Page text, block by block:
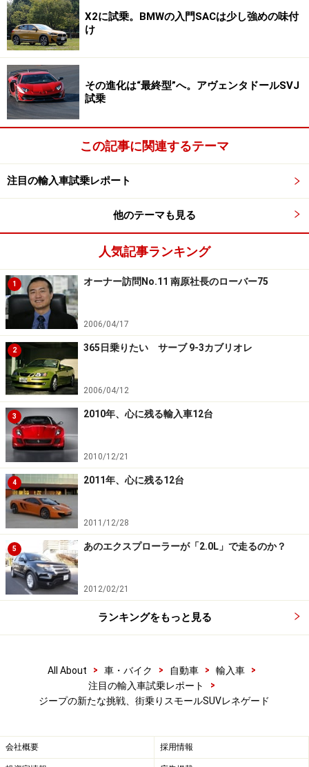
X2に試乗。BMWの入門SACは少し強めの味付
け
その進化は“最終型”へ。アヴェンタドールSVJ
試乗
この記事に関連するテーマ
注目の輸入車試乗レポート
他のテーマも見る
人気記事ランキング
1 オーナー訪問No.11 南原社長のローバー75
2006/04/17
2 365日乗りたい サーブ 9-3カブリオレ
2006/04/12
3 2010年、心に残る輸入車12台
2010/12/21
4 2011年、心に残る12台
2011/12/28
5 あのエクスプローラーが「2.0L」で走るのか？
2012/02/21
ランキングをもっと見る
All About > 車・バイク > 自動車 > 輸入車
>
注目の輸入車試乗レポート
>
ジープの新たな挑戦、街乗りスモールSUVレネゲード
会社概要 採用情報